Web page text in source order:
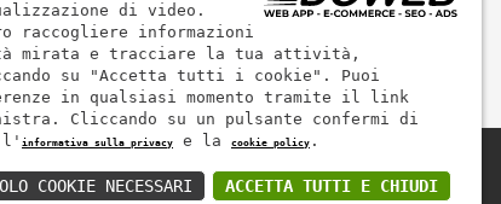
di video.
raccogliere informazioni
mirata e tracciare la tua attività,
su "Accetta tutti i cookie". Puoi
in qualsiasi momento tramite il link
Cliccando su un pulsante confermi di
l' informativa sulla privacy e la cookie policy .
ACCETTA TUTTI E CHIUDI
COOKIE NECESSARI